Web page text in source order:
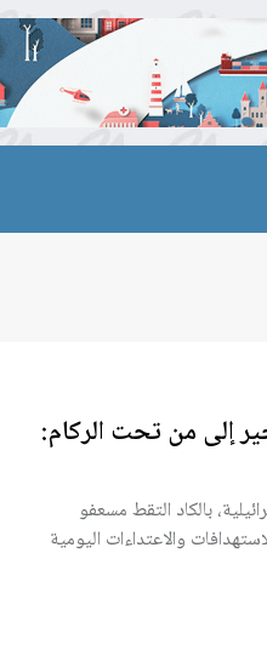
إلى من تحت الركام:
بالكاد التقط مسعفو
والاعتداءات اليومية